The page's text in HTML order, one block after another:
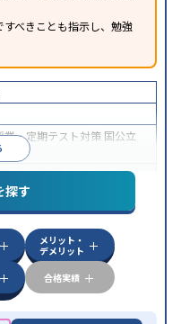
べきことも指示し、勉強
業・定期テスト対策 国公立
策
の振替可能オンライン対
探す
メリット・
デメリット
合格実績